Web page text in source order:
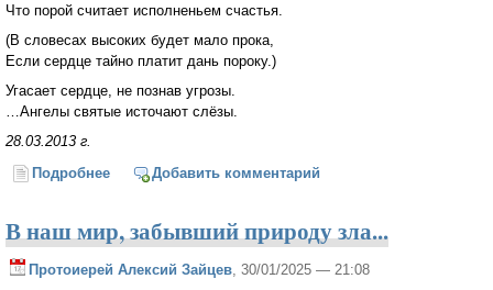
Что порой считает исполненьем счастья.
(В словесах высоких будет мало прока,
Если сердце тайно платит дань пороку.)
Угасает сердце, не познав угрозы.
…Ангелы святые источают слёзы.
28.03.2013 г.
Подробнее о Суетой житейской не дано согреться…
Добавить комментарий
В наш мир, забывший природу зла...
Протоиерей Алексий Зайцев, 30/01/2025 — 21:08